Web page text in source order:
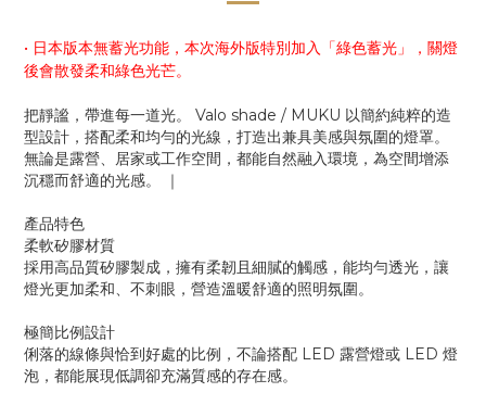
• 日本版本無蓄光功能，本次海外版特別加入「綠色蓄光」，關燈
後會散發柔和綠色光芒。
把靜謐，帶進每一道光。 Valo shade / MUKU 以簡約純粹的造
型設計，搭配柔和均勻的光線，打造出兼具美感與氛圍的燈罩。
無論是露營、居家或工作空間，都能自然融入環境，為空間增添
沉穩而舒適的光感。 ｜
產品特色
柔軟矽膠材質
採用高品質矽膠製成，擁有柔韌且細膩的觸感，能均勻透光，讓
燈光更加柔和、不刺眼，營造溫暖舒適的照明氛圍。
極簡比例設計
俐落的線條與恰到好處的比例，不論搭配 LED 露營燈或 LED 燈
泡，都能展現低調卻充滿質感的存在感。